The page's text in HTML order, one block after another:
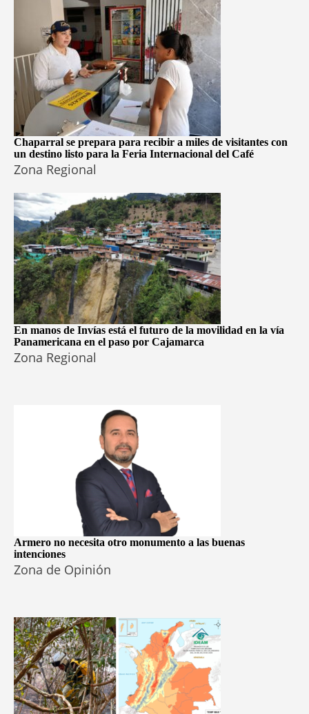
Chaparral se prepara para recibir a miles de visitantes con
un destino listo para la Feria Internacional del Café
Zona Regional
En manos de Invías está el futuro de la movilidad en la vía
Panamericana en el paso por Cajamarca
Zona Regional
Armero no necesita otro monumento a las buenas
intenciones
Zona de Opinión